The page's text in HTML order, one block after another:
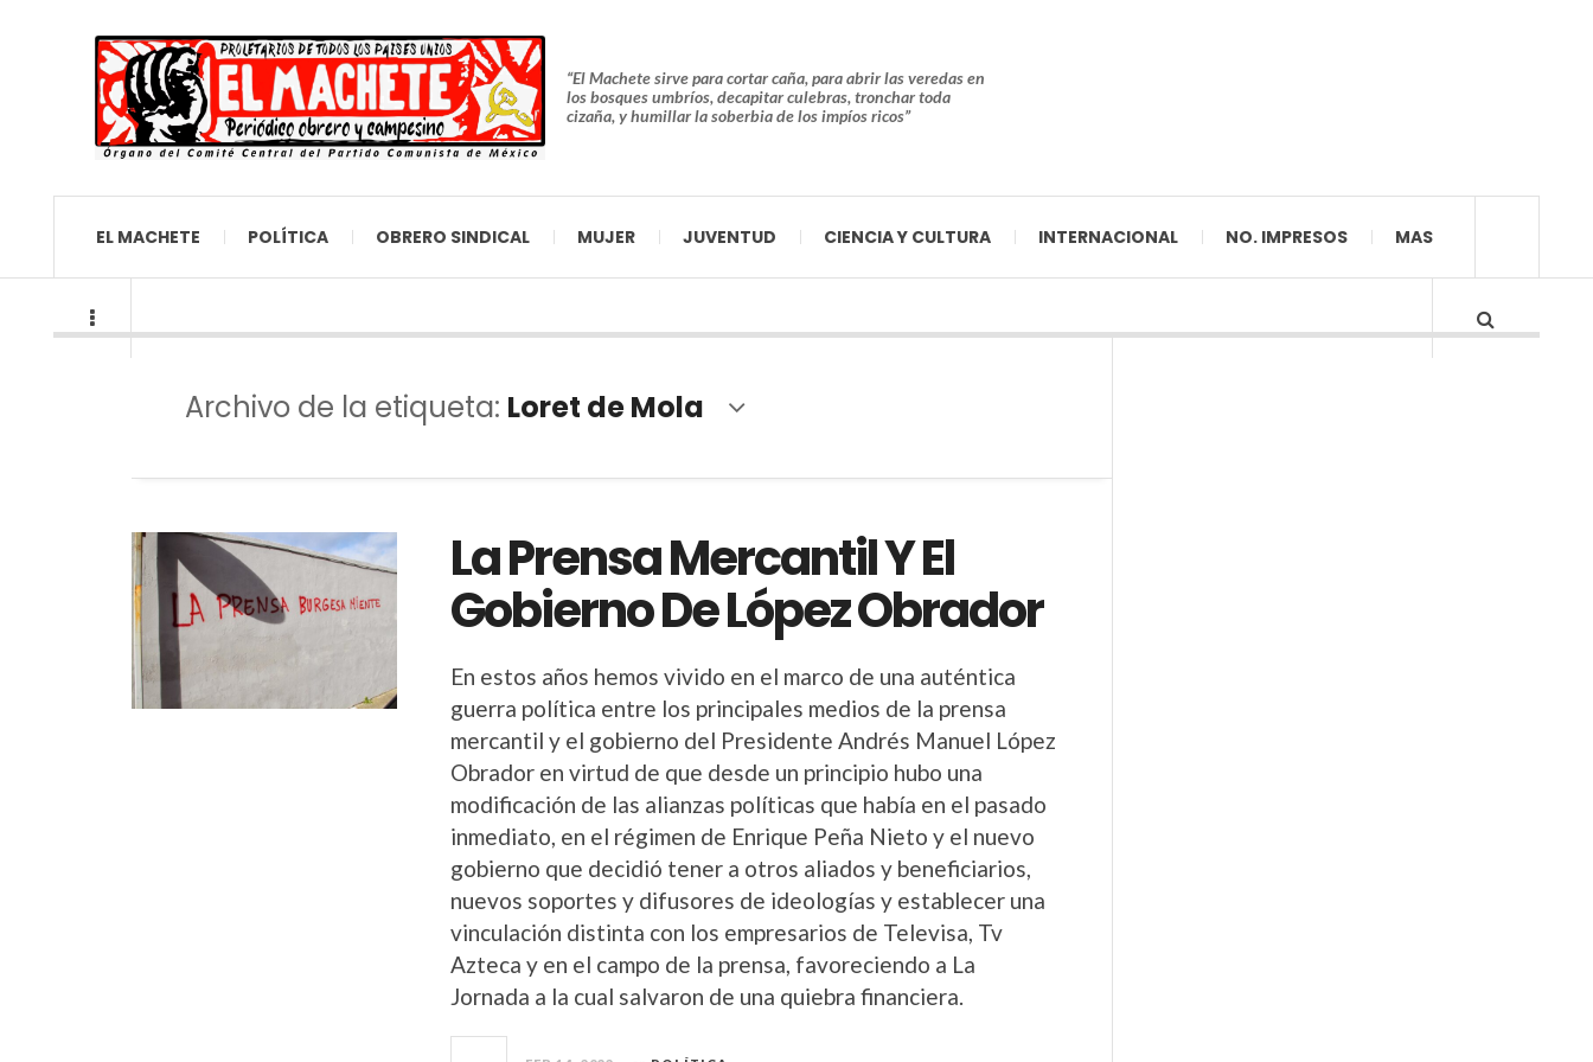
“El Machete sirve para cortar caña, para abrir las veredas en
los bosques umbríos, decapitar culebras, tronchar toda
cizaña, y humillar la soberbia de los impíos ricos”
EL MACHETE POLÍTICA OBRERO SINDICAL MUJER JUVENTUD CIENCIA Y CULTURA INTERNACIONAL NO. IMPRESOS MAS
Archivo de la etiqueta: Loret de Mola
La Prensa Mercantil Y El
Gobierno De López Obrador
En estos años hemos vivido en el marco de una auténtica
guerra política entre los principales medios de la prensa
mercantil y el gobierno del Presidente Andrés Manuel López
Obrador en virtud de que desde un principio hubo una
modificación de las alianzas políticas que había en el pasado
inmediato, en el régimen de Enrique Peña Nieto y el nuevo
gobierno que decidió tener a otros aliados y beneficiarios,
nuevos soportes y difusores de ideologías y establecer una
vinculación distinta con los empresarios de Televisa, Tv
Azteca y en el campo de la prensa, favoreciendo a La
Jornada a la cual salvaron de una quiebra financiera.